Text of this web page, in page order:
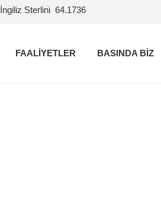
İngiliz Sterlini 64.1736
FAALİYETLER BASINDA BİZ